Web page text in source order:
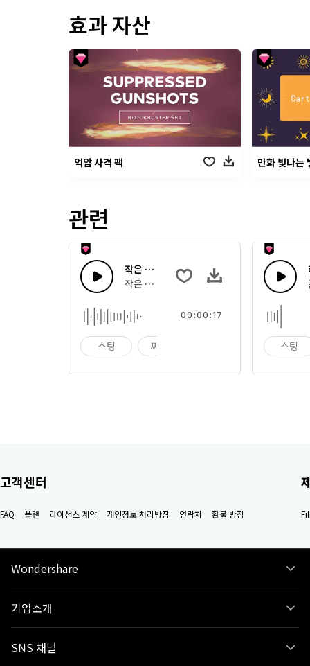
효과 자산
억압 사격 팩 만화 빛나는
관련
작은 박수 소리
작은 소리의 사람들의 박수
스팅 찌르기
00:00:17
스팅
고객센터
FAQ 플랜 라이선스 계약 개인정보 처리방침 연락처 환불 방침
Wondershare
기업소개
SNS 채널